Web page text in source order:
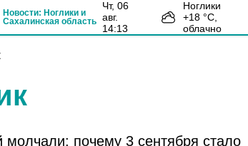
Новости: Ноглики и
Сахалинская область
чт, 06
авг.
14:13
Ноглики
+18°С,
облачно
молчали: почему 3 сентября стало